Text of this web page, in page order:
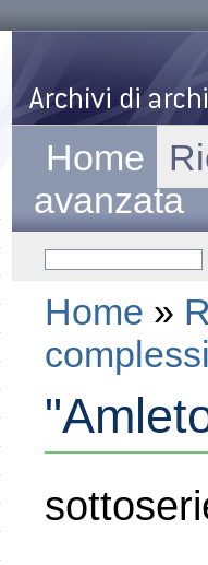
Home
avanzata
Home »